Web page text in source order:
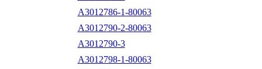
A3012786-1-80063
A3012790-2-80063
A3012790-3
A3012798-1-80063